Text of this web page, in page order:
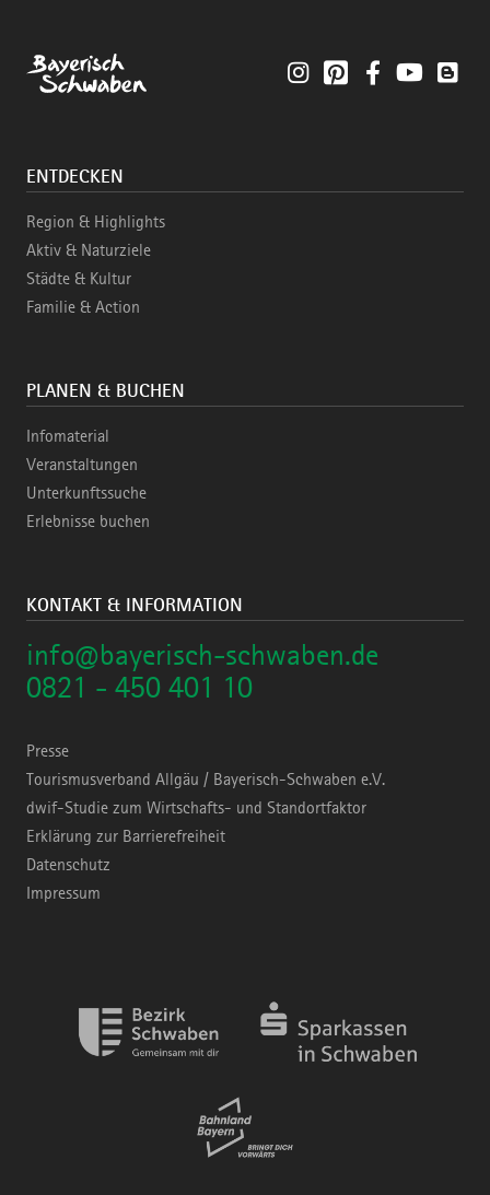
InstagramPinterestFacebookYouTube
ENTDECKEN
Region & Highlights
Aktiv & Naturziele
Städte & Kultur
Familie & Action
PLANEN & BUCHEN
Infomaterial
Veranstaltungen
Unterkunftssuche
Erlebnisse buchen
KONTAKT & INFORMATION
info@bayerisch-schwaben.de
0821 - 450 401 10
Presse
Tourismusverband Allgäu / Bayerisch-Schwaben e.V.
dwif-Studie zum Wirtschafts- und Standortfaktor
Erklärung zur Barrierefreiheit
Datenschutz
Impressum